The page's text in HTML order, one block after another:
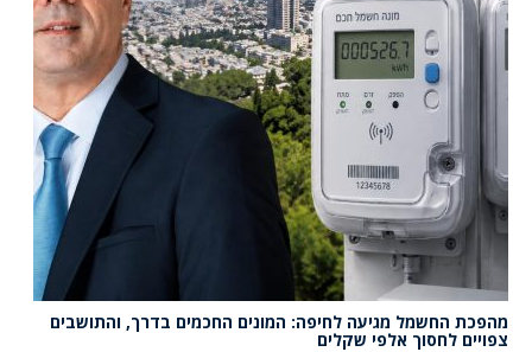
מהפכת החשמל מגיעה לחיפה: המונים החכמים בדרך, והתושבים
צפויים לחסוך אלפי שקלים